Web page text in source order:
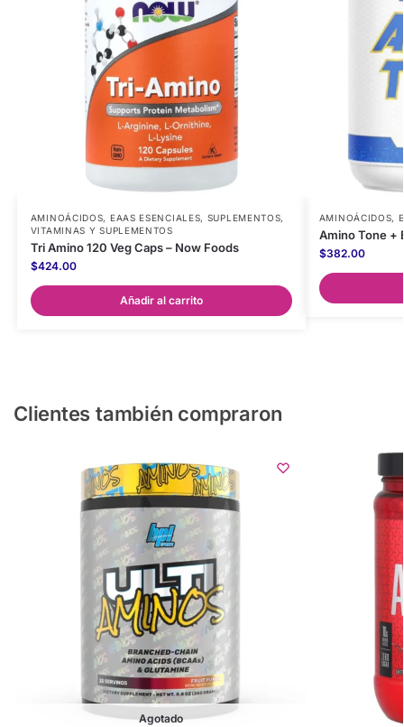
AMINOÁCIDOS, EAAS ESENCIALES, SUPLEMENTOS,
VITAMINAS Y SUPLEMENTOS
Tri Amino 120 Veg Caps – Now Foods
$424.00
Añadir al carrito
AMINOÁCIDOS,
Amino Tone +
$382.00
Clientes también compraron
Agotado